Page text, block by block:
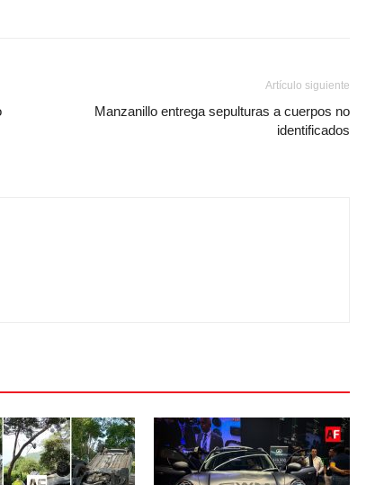
Artículo siguiente
Manzanillo entrega sepulturas a cuerpos no
identificados